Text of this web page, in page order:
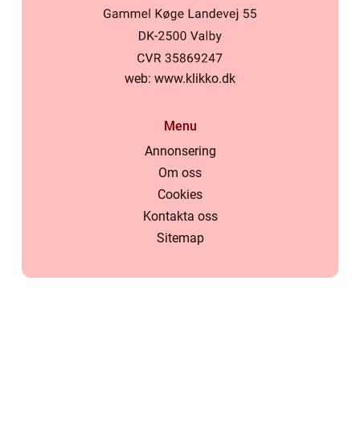
web: www.klikko.dk
Menu
Annonsering
Om oss
Cookies
Kontakta oss
Sitemap